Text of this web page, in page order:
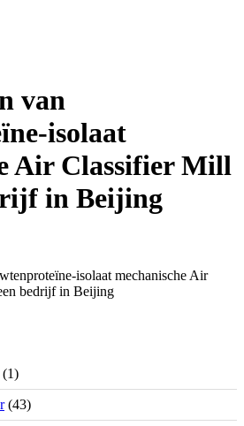
van
isolaat
Air Classifier Mill
in Beijing
isolaat mechanische Air
bedrijf in Beijing
(1)
(43)